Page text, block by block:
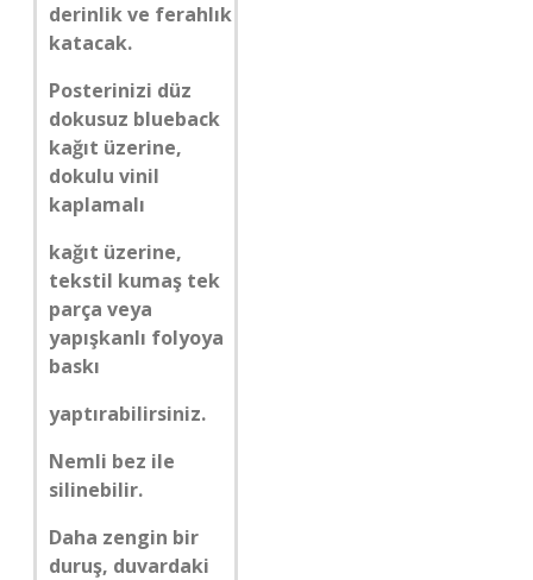
derinlik ve ferahlık
katacak.
Posterinizi düz
dokusuz blueback
kağıt üzerine,
dokulu vinil
kaplamalı
kağıt üzerine,
tekstil kumaş tek
parça veya
yapışkanlı folyoya
baskı
yaptırabilirsiniz.
Nemli bez ile
silinebilir.
Daha zengin bir
duruş, duvardaki